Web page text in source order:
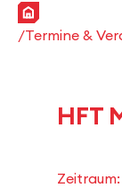
Startseite
Termine &
HFT
Zeitraum: